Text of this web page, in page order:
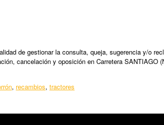
de gestionar la consulta, queja, sugerencia y/o
cancelación y oposición en Carretera SANTIAGO
, recambios, tractores